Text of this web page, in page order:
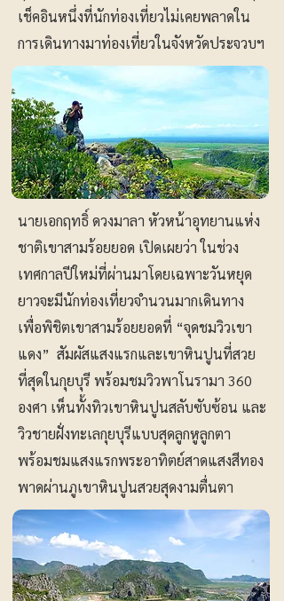
เช็คอินหนึ่งที่นักท่องเที่ยวไม่เคยพลาดใน
การเดินทางมาท่องเที่ยวในจังหวัดประจวบฯ
นายเอกฤทธิ์ ดวงมาลา หัวหน้าอุทยานแห่ง
ชาติเขาสามร้อยยอด เปิดเผยว่า ในช่วง
เทศกาลปีใหม่ที่ผ่านมาโดยเฉพาะวันหยุด
ยาวจะมีนักท่องเที่ยวจำนวนมากเดินทาง
เพื่อพิชิตเขาสามร้อยยอดที่ “จุดชมวิวเขา
แดง” สัมผัสแสงแรกและเขาหินปูนที่สวย
ที่สุดในกุยบุรี พร้อมชมวิวพาโนรามา 360
องศา เห็นทั้งทิวเขาหินปูนสลับซับซ้อน และ
วิวชายฝั่งทะเลกุยบุรีแบบสุดลูกหูลูกตา
พร้อมชมแสงแรกพระอาทิตย์สาดแสงสีทอง
พาดผ่านภูเขาหินปูนสวยสุดงามตื่นตา